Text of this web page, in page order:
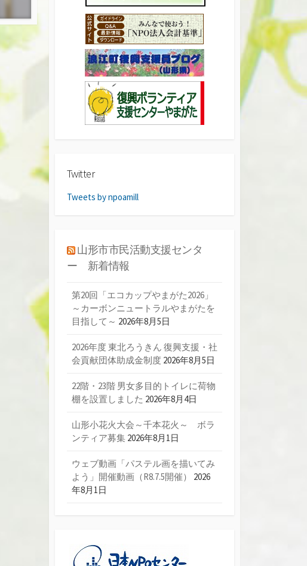
Twitter
Tweets by npoamill
山形市市民活動支援センタ
ー 新着情報
第20回「エコカップやまがた2026」
～カーボンニュートラルやまがたを
目指して～ 2026年8月5日
2026年度 東北ろうきん 復興支援・社
会貢献団体助成金制度 2026年8月5日
22階・23階 男女多目的トイレに荷物
棚を設置しました 2026年8月4日
山形小花火大会～千本花火～ ボラ
ンティア募集 2026年8月1日
ウェブ動画「パステル画を描いてみ
よう」開催動画（R8.7.5開催）
2026
年8月1日